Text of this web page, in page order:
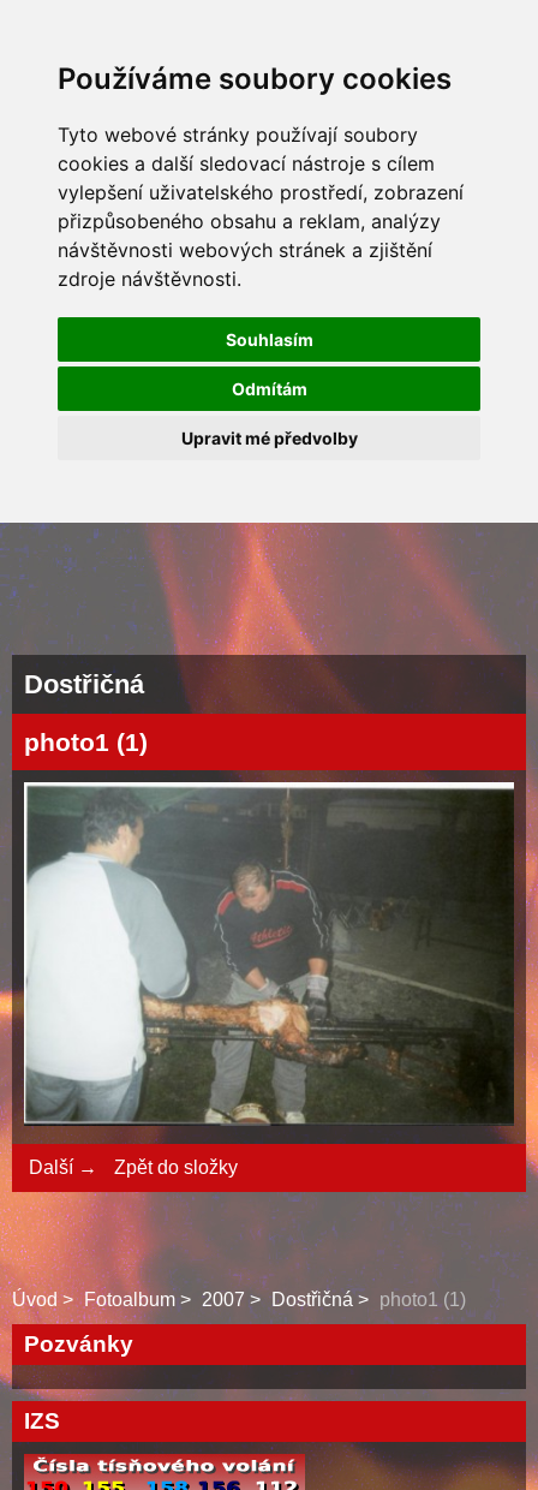
Používáme soubory cookies
Tyto webové stránky používají soubory
cookies a další sledovací nástroje s cílem
vylepšení uživatelského prostředí, zobrazení
přizpůsobeného obsahu a reklam, analýzy
návštěvnosti webových stránek a zjištění
zdroje návštěvnosti.
Souhlasím
Odmítám
Upravit mé předvolby
Dostřičná
photo1 (1)
Další → Zpět do složky
Úvod Fotoalbum 2007 Dostřičná photo1 (1)
Pozvánky
IZS